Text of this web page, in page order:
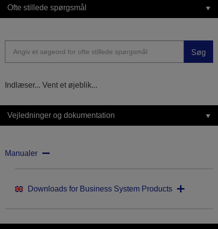
Ofte stillede spørgsmål
Søg
Indlæser... Vent et øjeblik...
Vejledninger og dokumentation
Manualer
Downloads for Business System Products